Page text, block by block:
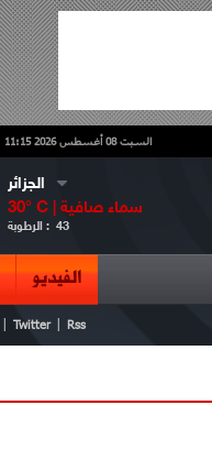
السبت 08 أغسطس 2026 11:15
الجزائر
30° C | سماء صافية
الرطوبة : 43
الفيديو
Twitter Rss